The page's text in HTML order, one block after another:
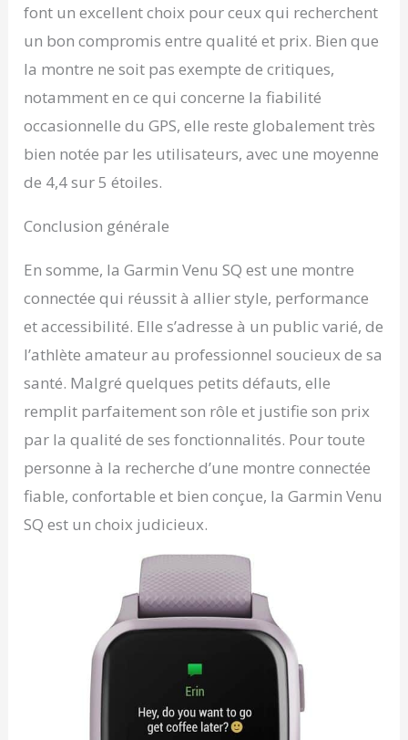
font un excellent choix pour ceux qui recherchent
un bon compromis entre qualité et prix. Bien que
la montre ne soit pas exempte de critiques,
notamment en ce qui concerne la fiabilité
occasionnelle du GPS, elle reste globalement très
bien notée par les utilisateurs, avec une moyenne
de 4,4 sur 5 étoiles.
Conclusion générale
En somme, la Garmin Venu SQ est une montre
connectée qui réussit à allier style, performance
et accessibilité. Elle s’adresse à un public varié, de
l’athlète amateur au professionnel soucieux de sa
santé. Malgré quelques petits défauts, elle
remplit parfaitement son rôle et justifie son prix
par la qualité de ses fonctionnalités. Pour toute
personne à la recherche d’une montre connectée
fiable, confortable et bien conçue, la Garmin Venu
SQ est un choix judicieux.